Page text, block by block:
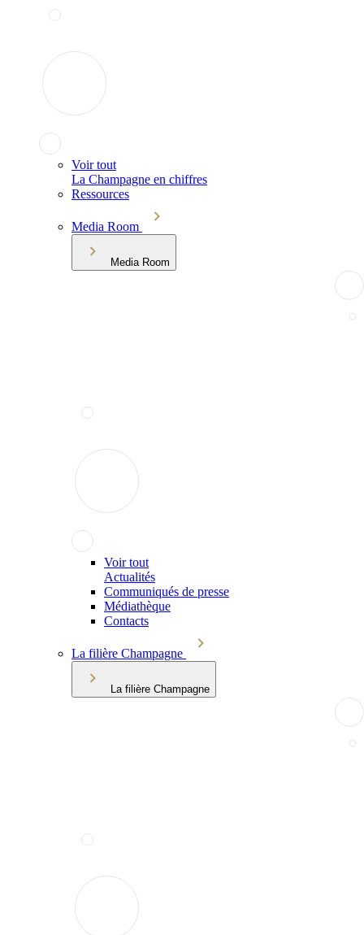
Voir tout
La Champagne en chiffres
Ressources
Media Room
Media Room
Voir tout
Actualités
Communiqués de presse
Médiathèque
Contacts
La filière Champagne
La filière Champagne